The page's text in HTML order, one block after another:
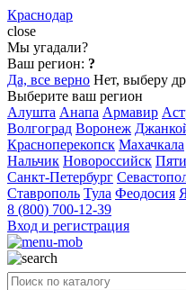
Краснодар
close
Мы угадали?
Ваш регион: ?
Да, все верно Нет, выберу
Выберите ваш регион
Алушта Анапа Армавир
Волгоград Воронеж
Красноперекопск Махачкала
Нальчик Новороссийск
Санкт-Петербург
Ставрополь Тула Феодосия
8 (800) 700-12-39
Вход и регистрация